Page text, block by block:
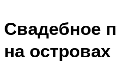
Свадебное
на островах